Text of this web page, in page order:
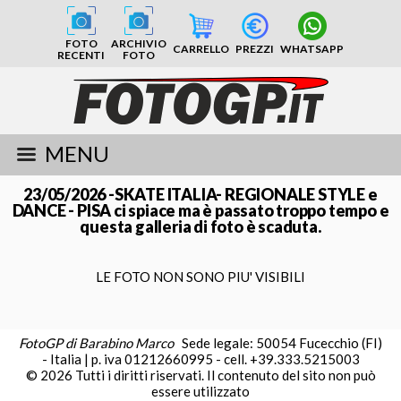
FOTO
RECENTI
ARCHIVIO
FOTO
CARRELLO PREZZI WHATSAPP
MENU
23/05/2026 -SKATE ITALIA- REGIONALE STYLE e
DANCE - PISA ci spiace ma è passato troppo tempo e
questa galleria di foto è scaduta.
LE FOTO NON SONO PIU' VISIBILI
FotoGP di Barabino Marco Sede legale: 50054 Fucecchio (FI)
- Italia | p. iva 01212660995 - cell. +39.333.5215003
© 2026 Tutti i diritti riservati. Il contenuto del sito non può
essere utilizzato